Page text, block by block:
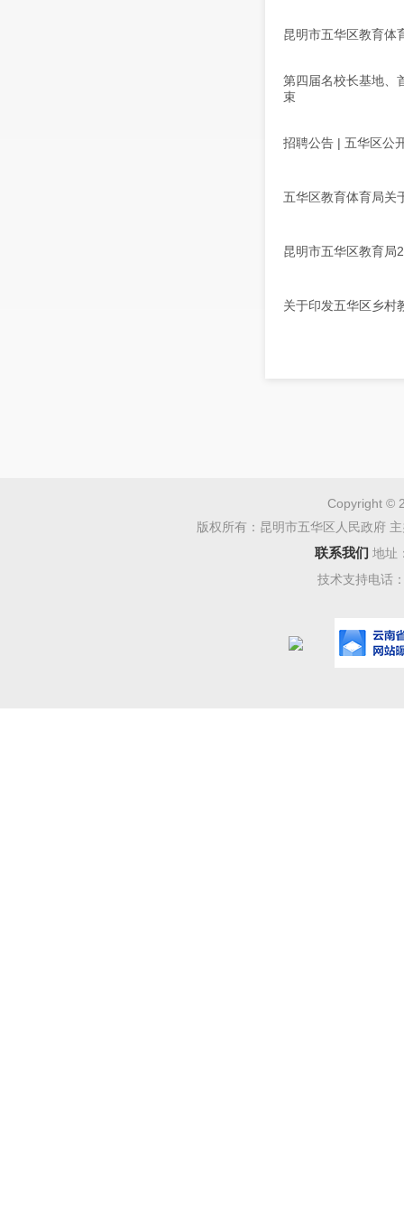
昆明市五华区教育体
第四届名校长基地、
束
招聘公告 | 五华区公
五华区教育体育局关
昆明市五华区教育局
关于印发五华区乡村
Copyright ©
版权所有：昆明市五华区人民政府
联系我们 地址
技术支持电话